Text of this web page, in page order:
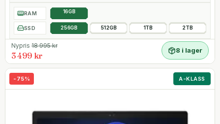
RAM 16GB
SSD 256GB 512GB 1TB 2TB
Nypris 18 995kr
3 499 kr
8 i lager
- 75% A-KLASS